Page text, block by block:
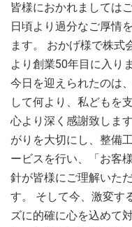
皆様におかれましては
日頃より過分なご厚情
ます。 おかげ様で株式
より創業50年目に入り
今日を迎えられたのは
して何より、私どもを
心より深く感謝致しま
がりを大切にし、整備
ービスを行い、「お客
針が皆様にご理解いた
す。 そして今、激変す
ズに的確に心を込めて